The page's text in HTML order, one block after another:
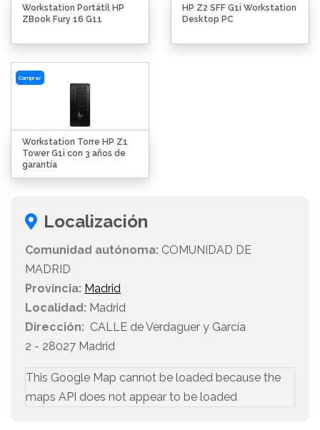
Workstation Portátil HP
ZBook Fury 16 G11
HP Z2 SFF G1i Workstation
Desktop PC
Comprar
Workstation Torre HP Z1
Tower G1i con 3 años de
garantía
Localización
Comunidad autónoma: COMUNIDAD DE
MADRID
Provincia: Madrid
Localidad: Madrid
Dirección: CALLE de Verdaguer y García
2 - 28027 Madrid
This Google Map cannot be loaded because the
maps API does not appear to be loaded